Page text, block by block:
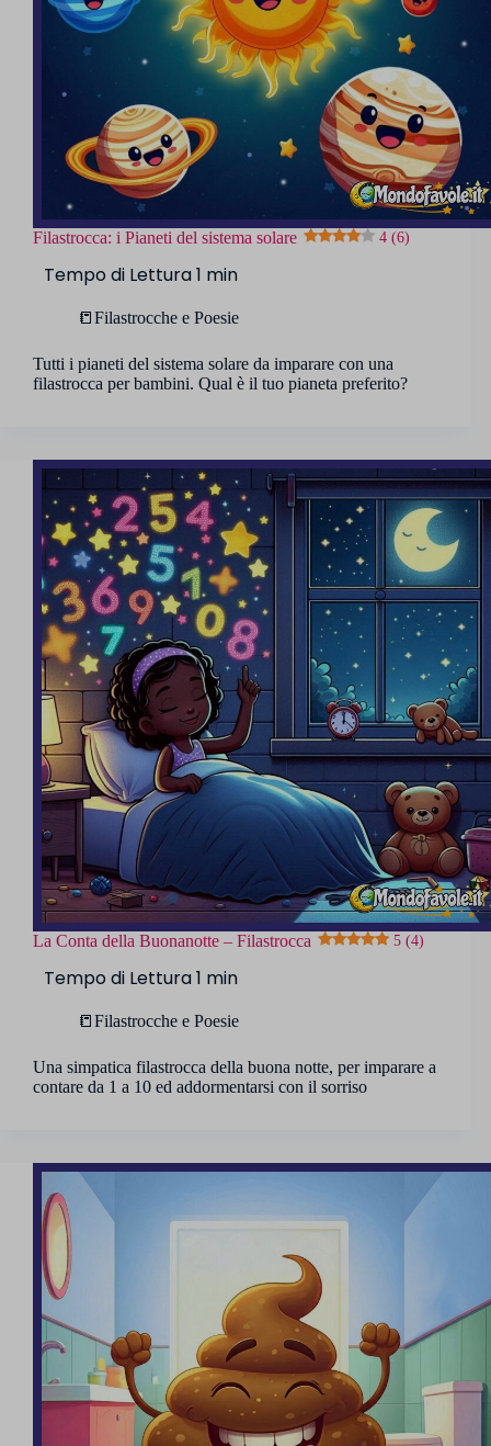
Filastrocca: i Pianeti del sistema solare 4 (6)
📒Filastrocche e Poesie
Tutti i pianeti del sistema solare da imparare con una
filastrocca per bambini. Qual è il tuo pianeta preferito?
La Conta della Buonanotte – Filastrocca 5 (4)
📒Filastrocche e Poesie
Una simpatica filastrocca della buona notte, per imparare a
contare da 1 a 10 ed addormentarsi con il sorriso